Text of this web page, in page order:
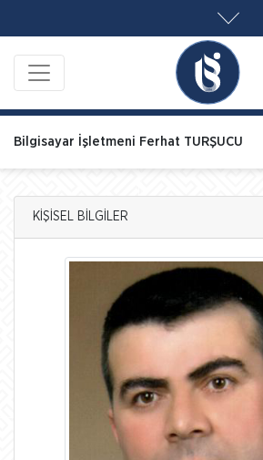
Bilgisayar İşletmeni Ferhat TURŞUCU
KİŞİSEL BİLGİLER